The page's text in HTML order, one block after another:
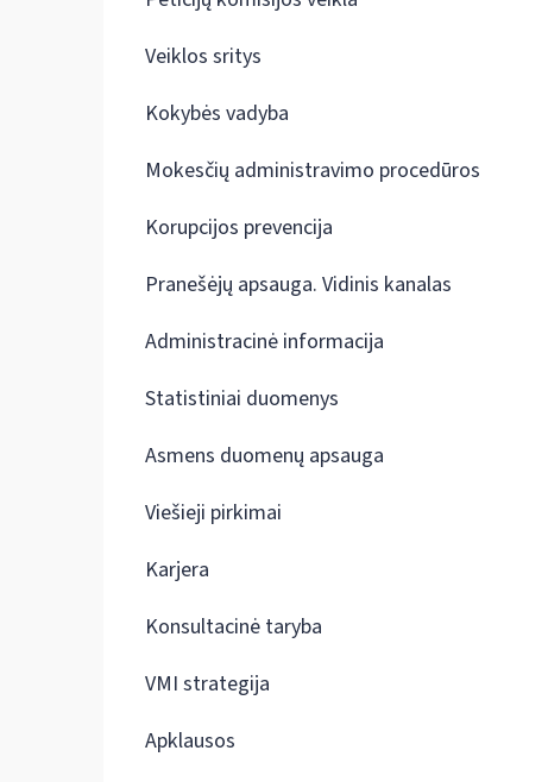
Veiklos sritys
Kokybės vadyba
Mokesčių administravimo procedūros
Korupcijos prevencija
Pranešėjų apsauga. Vidinis kanalas
Administracinė informacija
Statistiniai duomenys
Asmens duomenų apsauga
Viešieji pirkimai
Karjera
Konsultacinė taryba
VMI strategija
Apklausos